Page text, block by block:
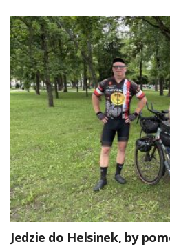
Jedzie do Helsinek, by